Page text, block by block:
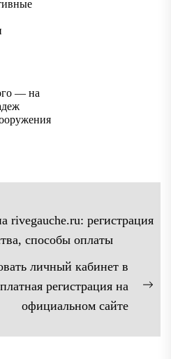
— на
rivegauche.ru: регистрация
способы оплаты
личный кабинет в
регистрация на
официальном сайте